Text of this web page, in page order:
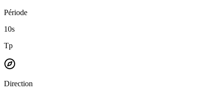
Période
10s
Tp
Direction